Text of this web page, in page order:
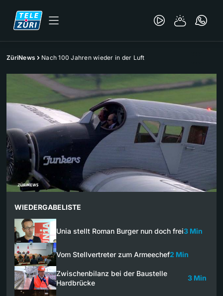
ZüriNews Nach 100 Jahren wieder in der Luft
WIEDERGABELISTE
Unia stellt Roman Burger nun doch frei3 Min
Vom Stellvertreter zum Armeechef2 Min
Zwischenbilanz bei der Baustelle
Hardbrücke
3 Min